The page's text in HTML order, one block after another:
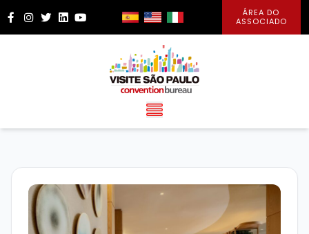
Facebook
Instagram
Twitter
LinkedIn
YouTube
ÁREA DO
ASSOCIADO